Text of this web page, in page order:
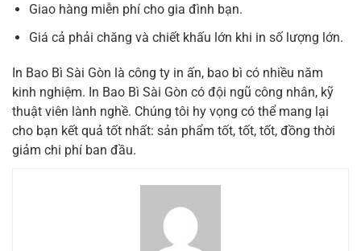
Giao hàng miễn phí cho gia đình bạn.
Giá cả phải chăng và chiết khấu lớn khi in số lượng lớn.
In Bao Bì Sài Gòn là công ty in ấn, bao bì có nhiều năm
kinh nghiệm. In Bao Bì Sài Gòn có đội ngũ công nhân, kỹ
thuật viên lành nghề. Chúng tôi hy vọng có thể mang lại
cho bạn kết quả tốt nhất: sản phẩm tốt, tốt, tốt, đồng thời
giảm chi phí ban đầu.